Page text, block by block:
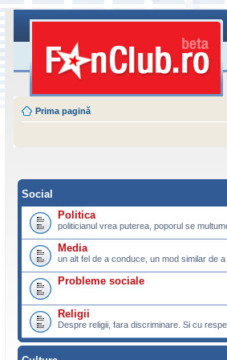
Prima pagină
Social
Politica
politicianul vrea puterea, poporul se
Media
un alt fel de a conduce, un mod similar de
Probleme sociale
Religii
Despre religii, fara discriminare. Si cu